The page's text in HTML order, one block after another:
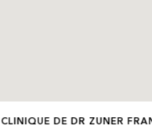
CLINIQUE DE DR ZUNER